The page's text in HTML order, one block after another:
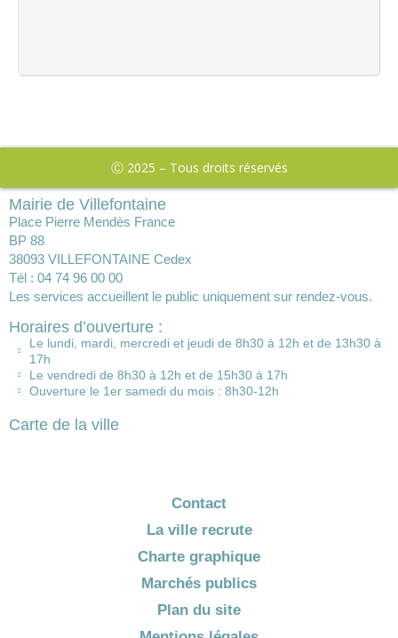
Ⓒ 2025 – Tous droits réservés
Mairie de Villefontaine
Place Pierre Mendès France
BP 88
38093 VILLEFONTAINE Cedex
Tél : 04 74 96 00 00
Les services accueillent le public uniquement sur rendez-vous.
Horaires d’ouverture :
Le lundi, mardi, mercredi et jeudi de 8h30 à 12h et de 13h30 à
17h
Le vendredi de 8h30 à 12h et de 15h30 à 17h
Ouverture le 1er samedi du mois : 8h30-12h
Carte de la ville
Contact
La ville recrute
Charte graphique
Marchés publics
Plan du site